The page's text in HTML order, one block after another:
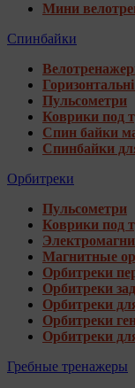
Мини
Спинбайки
Пульсометри
Коврики под
Спин байки
Спинбайки
Орбитреки
Пульсометри
Коврики под
Магнитные
Орбитреки
Орбитреки
Орбитреки
Орбитреки
Орбитреки
Гребные тренажеры